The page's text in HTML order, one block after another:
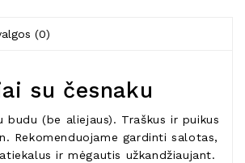
(0)
su česnaku
budu (be aliejaus). Traškus ir puikus
Rekomenduojame gardinti salotas,
ir mėgautis užkandžiaujant.